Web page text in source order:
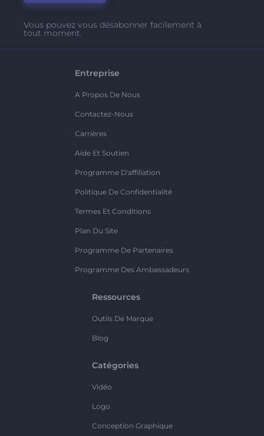
Vous pouvez vous désabonner facilement à
tout moment.
Entreprise
A Propos De Nous
Contactez-Nous
Carrières
Aide Et Soutien
Programme D'affiliation
Politique De Confidentialité
Termes Et Conditions
Plan Du Site
Programme De Partenaires
Programme Des Ambassadeurs
Ressources
Outils De Marque
Blog
Catégories
Vidéo
Logo
Conception Graphique